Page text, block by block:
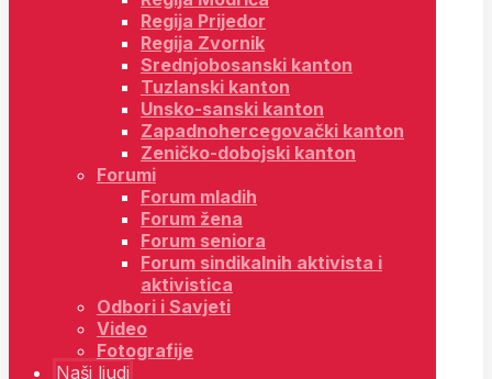
Regija Prijedor
Regija Zvornik
Srednjobosanski kanton
Tuzlanski kanton
Unsko-sanski kanton
Zapadnohercegovački kanton
Zeničko-dobojski kanton
Forumi
Forum mladih
Forum žena
Forum seniora
Forum sindikalnih aktivista i
aktivistica
Odbori i Savjeti
Video
Fotografije
Naši ljudi